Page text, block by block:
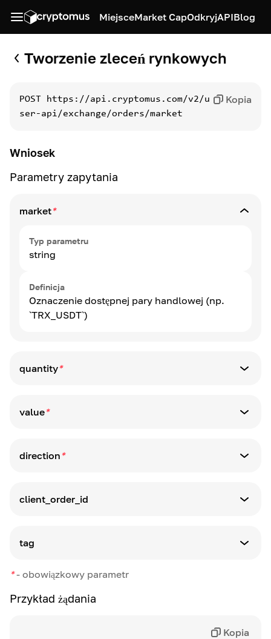
MiejsceMarket CapOdkryjAPIBlog
Tworzenie zleceń rynkowych
POST
https://api.cryptomus.com/v2/u
ser-api/exchange/orders/market
Kopia
Wniosek
Parametry zapytania
market*
Typ parametru
string
Definicja
Oznaczenie dostępnej pary handlowej (np.
`TRX_USDT`)
quantity*
Ilość w walucie_bazowej
value*
Limit ceny realizacji zlecenia w walucie
direction*
-sell
client_order_id
Unikalny identyfikator stworzony przez
klienta
tag
string
*- obowiązkowy parametr
Przykład żądania
Kopia